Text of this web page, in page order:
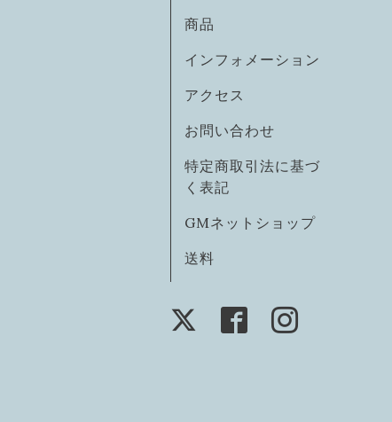
商品
インフォメーション
アクセス
お問い合わせ
特定商取引法に基づ
く表記
GMネットショップ
送料